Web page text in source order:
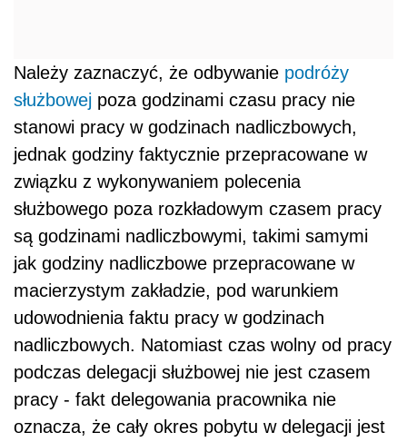
Należy zaznaczyć, że odbywanie podróży
służbowej poza godzinami czasu pracy nie
stanowi pracy w godzinach nadliczbowych,
jednak godziny faktycznie przepracowane w
związku z wykonywaniem polecenia
służbowego poza rozkładowym czasem pracy
są godzinami nadliczbowymi, takimi samymi
jak godziny nadliczbowe przepracowane w
macierzystym zakładzie, pod warunkiem
udowodnienia faktu pracy w godzinach
nadliczbowych. Natomiast czas wolny od pracy
podczas delegacji służbowej nie jest czasem
pracy - fakt delegowania pracownika nie
oznacza, że cały okres pobytu w delegacji jest